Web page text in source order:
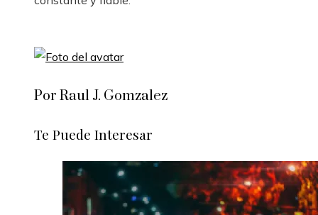
Por Raul J. Gomzalez
Te Puede Interesar